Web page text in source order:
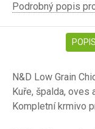
Podrobný popis
POPIS
N&D Low Grain
Kuře, špalda, oves
Kompletní krmivo